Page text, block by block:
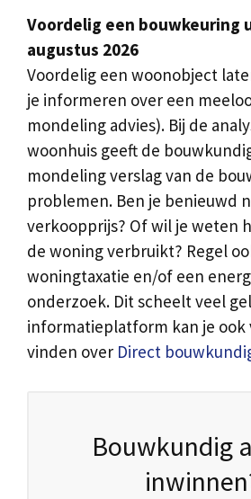
Voordelig een bouwkeuring
augustus 2026
Voordelig een woonobject
je informeren over een
mondeling advies). Bij de
woonhuis geeft de
mondeling verslag van de
problemen. Ben je benieuwd
verkoopprijs? Of wil je weten
de woning verbruikt? Regel
woningtaxatie en/of een
onderzoek. Dit scheelt veel
informatieplatform kan je ook
vinden over Direct
Bouwkundig